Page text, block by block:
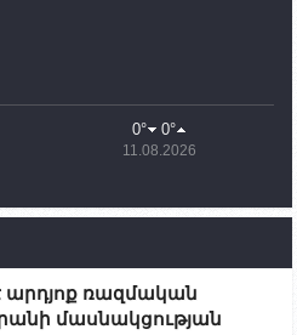
շատ, շատ, շատ օգտակար
այսօր կմեկնի
կմնա` մինչև զոհվածների
0° 0°
11.08.2026
է արդյոք ռազմական
մասնակցության